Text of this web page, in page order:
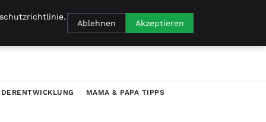
MAMA & PAPA TIPPS
Ablehnen Akzeptieren